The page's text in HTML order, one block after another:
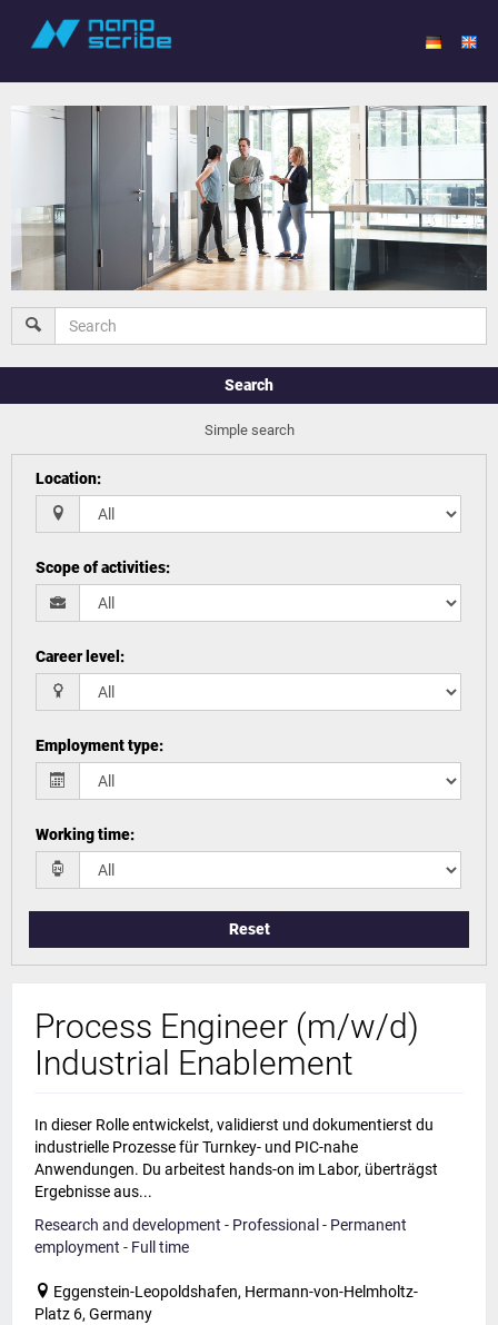
Search
Simple search
Location:
Scope of activities:
Career level:
Employment type:
Working time:
Reset
Process Engineer (m/w/d)
Industrial Enablement
In dieser Rolle entwickelst, validierst und dokumentierst du
industrielle Prozesse für Turnkey- und PIC-nahe
Anwendungen. Du arbeitest hands-on im Labor, überträgst
Ergebnisse aus...
Research and development - Professional - Permanent
employment - Full time
Eggenstein-Leopoldshafen, Hermann-von-Helmholtz-
Platz 6, Germany